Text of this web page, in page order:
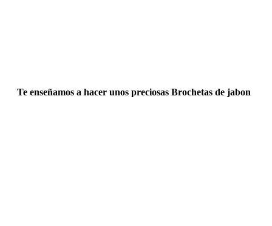
Te enseñamos a hacer unos preciosas Brochetas de jabon